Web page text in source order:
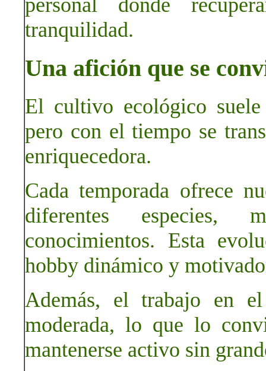
tranquilidad.
Una afición que se
El cultivo ecológico
pero con el tiempo se
enriquecedora.
Cada temporada ofrece
diferentes especies,
conocimientos. Esta
hobby dinámico y
Además, el trabajo en
moderada, lo que lo
mantenerse activo sin